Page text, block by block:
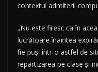
contextul admiterii
„Nu este firesc ca în
lucrătoare înaintea
fie puşi într-o astfel de
repartizarea pe clase şi